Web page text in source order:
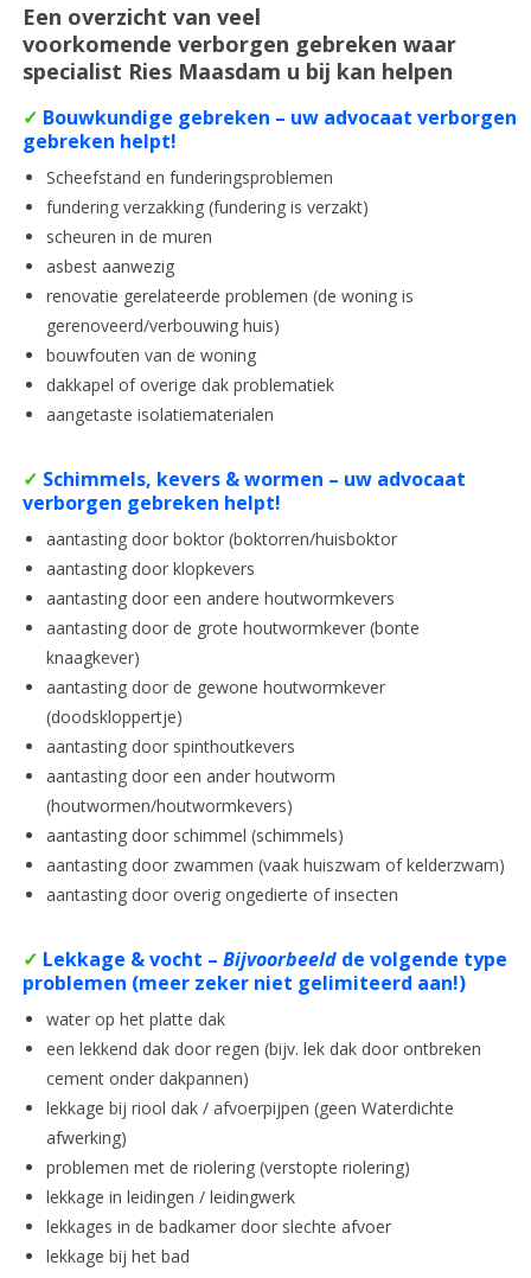
Een overzicht van veel
voorkomende verborgen gebreken waar
specialist Ries Maasdam u bij kan helpen
✓ Bouwkundige gebreken – uw advocaat verborgen
gebreken helpt!
Scheefstand en funderingsproblemen
fundering verzakking (fundering is verzakt)
scheuren in de muren
asbest aanwezig
renovatie gerelateerde problemen (de woning is
gerenoveerd/verbouwing huis)
bouwfouten van de woning
dakkapel of overige dak problematiek
aangetaste isolatiematerialen
✓ Schimmels, kevers & wormen – uw advocaat
verborgen gebreken helpt!
aantasting door boktor (boktorren/huisboktor
aantasting door klopkevers
aantasting door een andere houtwormkevers
aantasting door de grote houtwormkever (bonte
knaagkever)
aantasting door de gewone houtwormkever
(doodskloppertje)
aantasting door spinthoutkevers
aantasting door een ander houtworm
(houtwormen/houtwormkevers)
aantasting door schimmel (schimmels)
aantasting door zwammen (vaak huiszwam of kelderzwam)
aantasting door overig ongedierte of insecten
✓ Lekkage & vocht – Bijvoorbeeldde volgende type
problemen (meer zeker niet gelimiteerd aan!)
water op het platte dak
een lekkend dak door regen (bijv. lek dak door ontbreken
cement onder dakpannen)
lekkage bij riool dak / afvoerpijpen (geen Waterdichte
afwerking)
problemen met de riolering (verstopte riolering)
lekkage in leidingen / leidingwerk
lekkages in de badkamer door slechte afvoer
lekkage bij het bad